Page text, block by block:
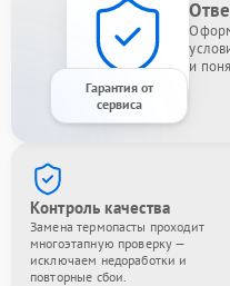
Гарантия от
сервиса
и
Контроль качества
Замена термопасты проходит
многоэтапную проверку —
исключаем недоработки и
повторные сбои.